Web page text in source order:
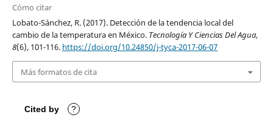
Cómo citar
Lobato-Sánchez, R. (2017). Detección de la tendencia local del
cambio de la temperatura en México. Tecnología Y Ciencias Del Agua,
8(6), 101-116. https://doi.org/10.24850/j-tyca-2017-06-07
Más formatos de cita
Cited by ?